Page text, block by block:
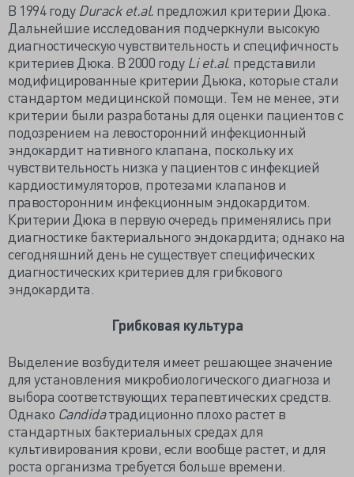
В 1994 году Duracket.al. предложил критерии Дюка.
Дальнейшие исследования подчеркнули высокую
диагностическую чувствительность и специфичность
критериев Дюка. В 2000 году Liet.al. представили
модифицированные критерии Дьюка, которые стали
стандартом медицинской помощи. Тем не менее, эти
критерии были разработаны для оценки пациентов с
подозрением на левосторонний инфекционный
эндокардит нативного клапана, поскольку их
чувствительность низка у пациентов с инфекцией
кардиостимуляторов, протезами клапанов и
правосторонним инфекционным эндокардитом.
Критерии Дюка в первую очередь применялись при
диагностике бактериального эндокардита; однако на
сегодняшний день не существует специфических
диагностических критериев для грибкового
эндокардита.
Грибковая культура
Выделение возбудителя имеет решающее значение
для установления микробиологического диагноза и
выбора соответствующих терапевтических средств.
Однако Candidaтрадиционно плохо растет в
стандартных бактериальных средах для
культивирования крови, если вообще растет, и для
роста организма требуется больше времени.